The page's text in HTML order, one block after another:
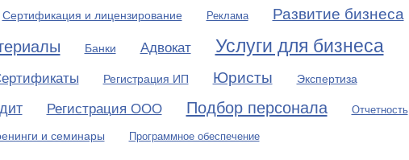
Сертификация и лицензирование Реклама Развитие бизнеса
Банки Адвокат Услуги для бизнеса
Регистрация ИП Юристы Экспертиза
Регистрация ООО Подбор персонала Отчетность
и семинары Программное обеспечение